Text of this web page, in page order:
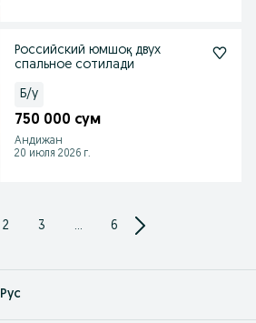
Российский юмшоқ двух
спальное сотилади
Б/у
750 000 сум
Андижан
20 июля 2026 г.
2 3 ... 6
Рус